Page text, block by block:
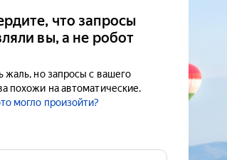
что запросы
вы, а не робот
жаль, но запросы с вашего
похожи на автоматические.
могло произойти?